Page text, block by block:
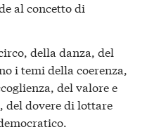
al concetto di
della danza, del
i temi della coerenza,
del valore e
del dovere di lottare